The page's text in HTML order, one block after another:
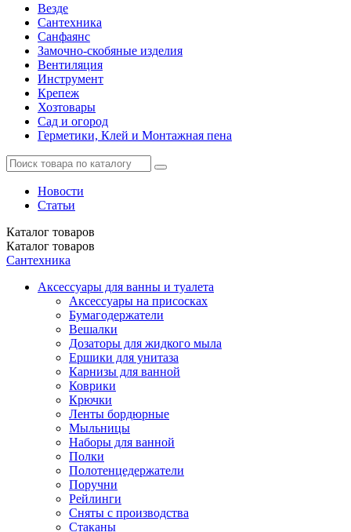
Везде
Сантехника
Санфаянс
Замочно-скобяные изделия
Вентиляция
Инструмент
Крепеж
Хозтовары
Сад и огород
Герметики, Клей и Монтажная пена
Новости
Статьи
Каталог товаров
Каталог товаров
Сантехника
Аксессуары для ванны и туалета
Аксессуары на присосках
Бумагодержатели
Вешалки
Дозаторы для жидкого мыла
Ершики для унитаза
Карнизы для ванной
Коврики
Крючки
Ленты бордюрные
Мыльницы
Наборы для ванной
Полки
Полотенцедержатели
Поручни
Рейлинги
Сняты с производства
Стаканы